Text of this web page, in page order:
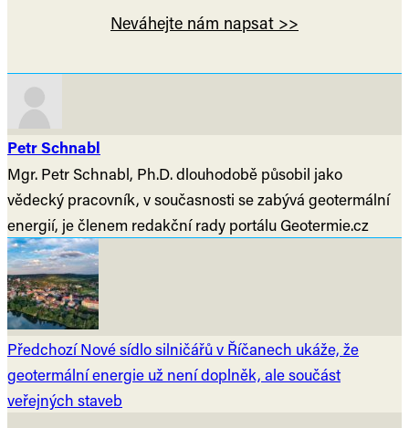
Neváhejte nám napsat >>
Petr Schnabl
Mgr. Petr Schnabl, Ph.D. dlouhodobě působil jako
vědecký pracovník, v současnosti se zabývá geotermální
energií, je členem redakční rady portálu Geotermie.cz
PředchozíNové sídlo silničářů v Říčanech ukáže, že
geotermální energie už není doplněk, ale součást
veřejných staveb